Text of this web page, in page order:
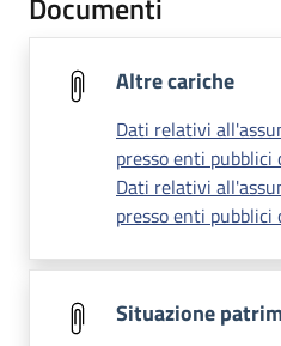
Altre cariche
Dati relativi
presso enti pubblici
Dati relativi
presso enti pubblici
Situazione